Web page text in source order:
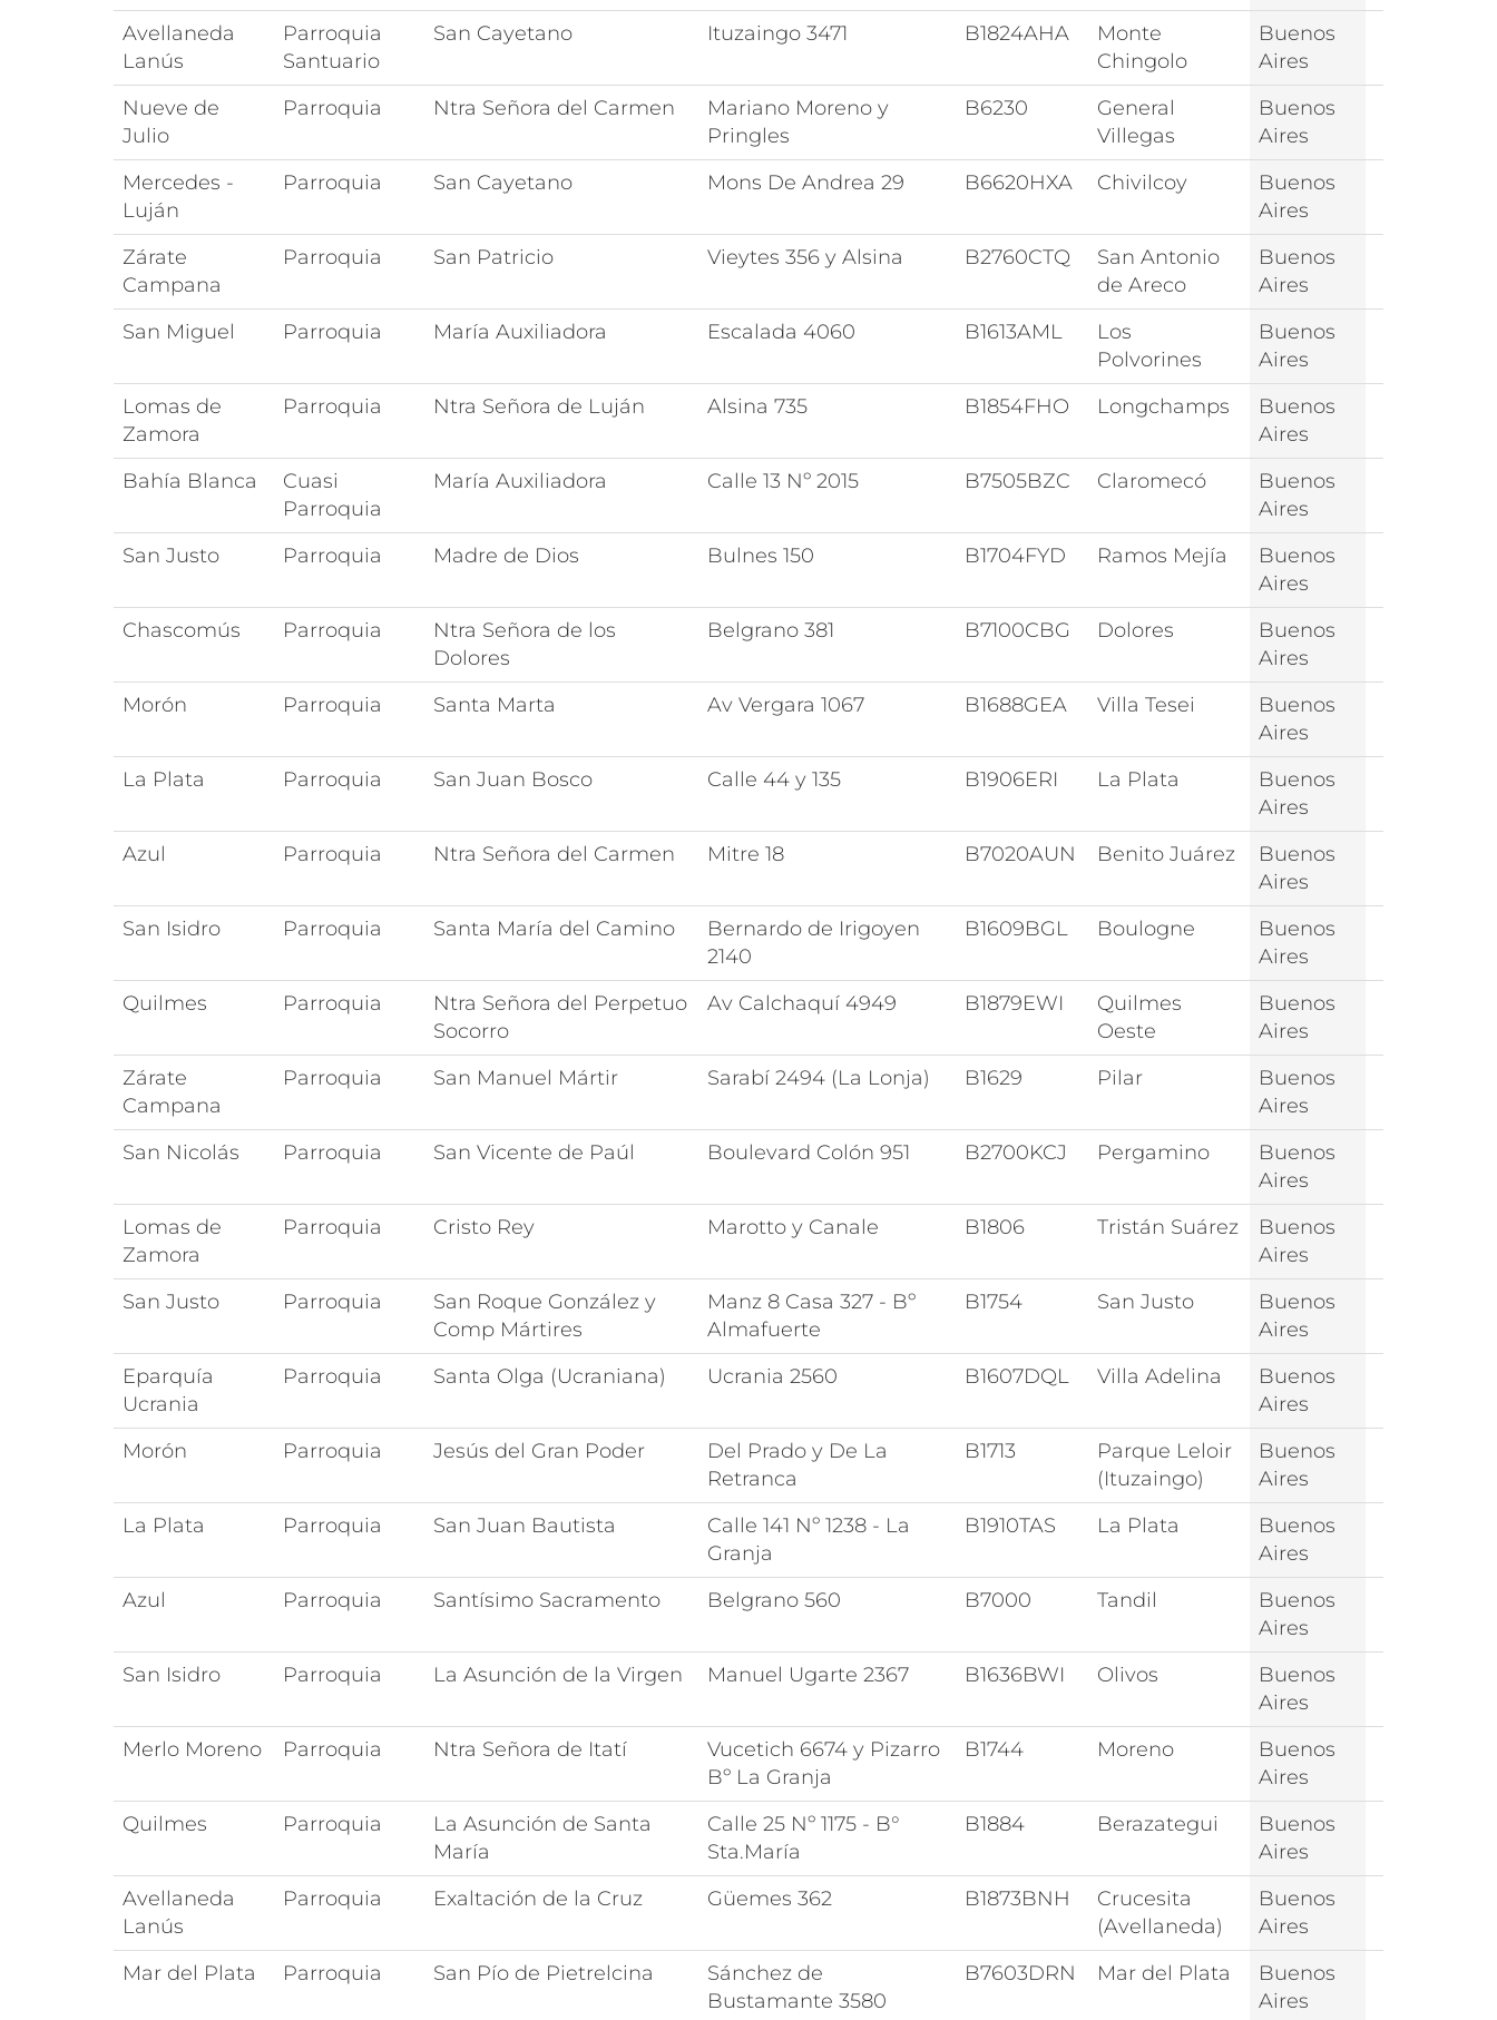
Avellaneda
Lanús
Parroquia
Santuario
San Cayetano Ituzaingo 3471 B1824AHA
Monte
Chingolo
Buenos
Aires
Nueve de
Julio
Parroquia Ntra Señora del Carmen
Mariano Moreno y
Pringles
B6230
General
Villegas
Buenos
Aires
Mercedes -
Luján
Parroquia San Cayetano Mons De Andrea 29 B6620HXA Chivilcoy
Buenos
Aires
Zárate
Campana
Parroquia San Patricio Vieytes 356 y Alsina B2760CTQ
San Antonio
de Areco
Buenos
Aires
San Miguel
Parroquia María Auxiliadora Escalada 4060 B1613AML
Los
Polvorines
Buenos
Aires
Lomas de
Zamora
Parroquia Ntra Señora de Luján Alsina 735 B1854FHO Longchamps
Buenos
Aires
Bahía Blanca
Cuasi
Parroquia
María Auxiliadora Calle 13 Nº 2015 B7505BZC Claromecó
Buenos
Aires
San Justo
Parroquia Madre de Dios Bulnes 150 B1704FYD Ramos Mejía
Buenos
Aires
Chascomús
Parroquia
Ntra Señora de los
Dolores
Belgrano 381 B7100CBG Dolores
Buenos
Aires
Morón
Parroquia Santa Marta Av Vergara 1067 B1688GEA Villa Tesei
Buenos
Aires
La Plata
Parroquia San Juan Bosco Calle 44 y 135 B1906ERI La Plata
Buenos
Aires
Azul
Parroquia Ntra Señora del Carmen Mitre 18 B7020AUN Benito Juárez
Buenos
Aires
San Isidro
Parroquia Santa María del Camino
Bernardo de Irigoyen
2140
B1609BGL Boulogne
Buenos
Aires
Quilmes
Parroquia
Ntra Señora del Perpetuo
Socorro
Av Calchaquí 4949 B1879EWI
Quilmes
Oeste
Buenos
Aires
Zárate
Campana
Parroquia San Manuel Mártir Sarabí 2494 (La Lonja) B1629 Pilar
Buenos
Aires
San Nicolás
Parroquia San Vicente de Paúl Boulevard Colón 951 B2700KCJ Pergamino
Buenos
Aires
Lomas de
Zamora
Parroquia Cristo Rey Marotto y Canale B1806 Tristán Suárez
Buenos
Aires
San Justo
Parroquia
San Roque González y
Comp Mártires
Manz 8 Casa 327 - Bº
Almafuerte
B1754 San Justo
Buenos
Aires
Eparquía
Ucrania
Parroquia Santa Olga (Ucraniana) Ucrania 2560 B1607DQL Villa Adelina
Buenos
Aires
Morón
Parroquia Jesús del Gran Poder
Del Prado y De La
Retranca
B1713
Parque Leloir
(Ituzaingo)
Buenos
Aires
La Plata
Parroquia San Juan Bautista
Calle 141 Nº 1238 - La
Granja
B1910TAS La Plata
Buenos
Aires
Azul
Parroquia Santísimo Sacramento Belgrano 560 B7000 Tandil
Buenos
Aires
San Isidro
Parroquia La Asunción de la Virgen Manuel Ugarte 2367 B1636BWI Olivos
Buenos
Aires
Merlo Moreno
Parroquia Ntra Señora de Itatí
Vucetich 6674 y Pizarro
Bº La Granja
B1744 Moreno
Buenos
Aires
Quilmes
Parroquia
La Asunción de Santa
María
Calle 25 Nº 1175 - B°
Sta.María
B1884 Berazategui
Buenos
Aires
Avellaneda
Lanús
Parroquia Exaltación de la Cruz Güemes 362 B1873BNH
Crucesita
(Avellaneda)
Buenos
Aires
Mar del Plata
Parroquia San Pío de Pietrelcina
Sánchez de
Bustamante 3580
B7603DRN Mar del Plata
Buenos
Aires